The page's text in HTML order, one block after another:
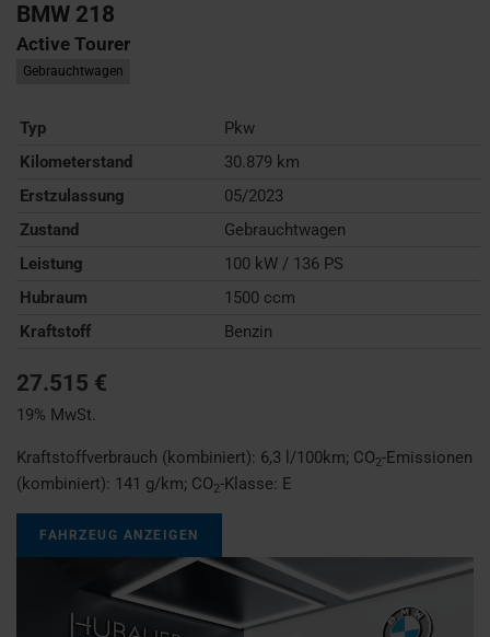
BMW 218
Active Tourer
Gebrauchtwagen
Typ
Pkw
Kilometerstand
30.879 km
Erstzulassung
05/2023
Zustand
Gebrauchtwagen
Leistung
100 kW / 136 PS
Hubraum
1500 ccm
Kraftstoff
Benzin
27.515 €
19% MwSt.
Kraftstoffverbrauch (kombiniert): 6,3 l/100km; CO2-Emissionen
(kombiniert): 141 g/km; CO2-Klasse: E
FAHRZEUG ANZEIGEN